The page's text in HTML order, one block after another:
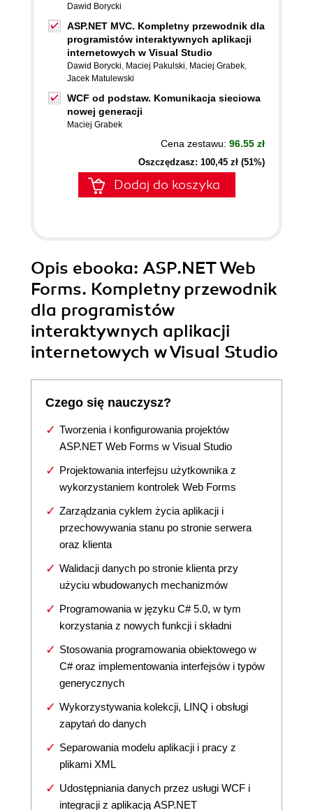
Dawid Borycki
ASP.NET MVC. Kompletny przewodnik dla
programistów interaktywnych aplikacji
internetowych w Visual Studio
Dawid Borycki, Maciej Pakulski, Maciej Grabek,
Jacek Matulewski
WCF od podstaw. Komunikacja sieciowa
nowej generacji
Maciej Grabek
Cena zestawu: 96.55 zł
Oszczędzasz: 100,45 zł (51%)
Dodaj do koszyka
Opis ebooka: ASP.NET Web
Forms. Kompletny przewodnik
dla programistów
interaktywnych aplikacji
internetowych w Visual Studio
Czego się nauczysz?
Tworzenia i konfigurowania projektów
ASP.NET Web Forms w Visual Studio
Projektowania interfejsu użytkownika z
wykorzystaniem kontrolek Web Forms
Zarządzania cyklem życia aplikacji i
przechowywania stanu po stronie serwera
oraz klienta
Walidacji danych po stronie klienta przy
użyciu wbudowanych mechanizmów
Programowania w języku C# 5.0, w tym
korzystania z nowych funkcji i składni
Stosowania programowania obiektowego w
C# oraz implementowania interfejsów i typów
generycznych
Wykorzystywania kolekcji, LINQ i obsługi
zapytań do danych
Separowania modelu aplikacji i pracy z
plikami XML
Udostępniania danych przez usługi WCF i
integracji z aplikacją ASP.NET